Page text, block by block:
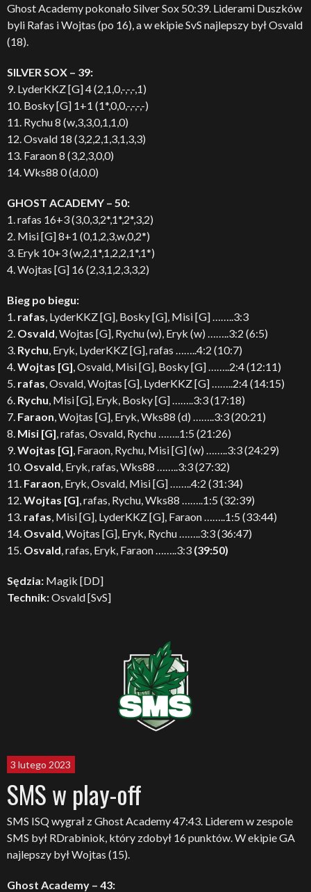
Ghost Academy pokonało Silver Sox 50:39. Liderami Duszków
byli Rafas i Wojtas (po 16), a w ekipie SvS najlepszy był Osvald
(18).
SILVER SOX – 39:
9. LyderKKZ [G] 4 (2,1,0,-,-,-,1)
10. Bosky [G] 1+1 (1*,0,0,-,-,-,-)
11. Rychu 8 (w,3,3,0,1,1,0)
12. Osvald 18 (3,2,2,1,3,1,3,3)
13. Faraon 8 (3,2,3,0,0)
14. Wks88 0 (d,0,0)
GHOST ACADEMY – 50:
1. rafas 16+3 (3,0,3,2*,1*,2*,3,2)
2. Misi [G] 8+1 (0,1,2,3,w,0,2*)
3. Eryk 10+3 (w,2,1*,1,2,2,1*,1*)
4. Wojtas [G] 16 (2,3,1,2,3,3,2)
Bieg po biegu:
1. rafas, LyderKKZ [G], Bosky [G], Misi [G] ……..3:3
2. Osvald, Wojtas [G], Rychu (w), Eryk (w) ……..3:2 (6:5)
3. Rychu, Eryk, LyderKKZ [G], rafas ……..4:2 (10:7)
4.Wojtas [G], Osvald, Misi [G], Bosky [G] ……..2:4 (12:11)
5. rafas, Osvald, Wojtas [G], LyderKKZ [G] ……..2:4 (14:15)
6. Rychu, Misi [G], Eryk, Bosky [G] ……..3:3 (17:18)
7. Faraon, Wojtas [G], Eryk, Wks88 (d) ……..3:3 (20:21)
8. Misi [G], rafas, Osvald, Rychu ……..1:5 (21:26)
9.Wojtas [G], Faraon, Rychu, Misi [G] (w) ……..3:3 (24:29)
10. Osvald, Eryk, rafas, Wks88 ……..3:3 (27:32)
11. Faraon, Eryk, Osvald, Misi [G] ……..4:2 (31:34)
12.Wojtas [G], rafas, Rychu, Wks88 ……..1:5 (32:39)
13. rafas, Misi [G], LyderKKZ [G], Faraon ……..1:5 (33:44)
14. Osvald, Wojtas [G], Eryk, Rychu ……..3:3 (36:47)
15. Osvald, rafas, Eryk, Faraon ……..3:3 (39:50)
Sędzia: Magik [DD]
Technik:Osvald [SvS]
3 lutego 2023
SMS w play-off
SMS ISQ wygrał z Ghost Academy 47:43. Liderem w zespole
SMS był RDrabiniok, który zdobył 16 punktów. W ekipie GA
najlepszy był Wojtas (15).
Ghost Academy – 43: